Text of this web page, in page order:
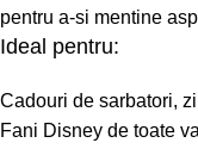
pentru a-si mentine
Ideal pentru:
Cadouri de sarbatori,
Fani Disney de toate